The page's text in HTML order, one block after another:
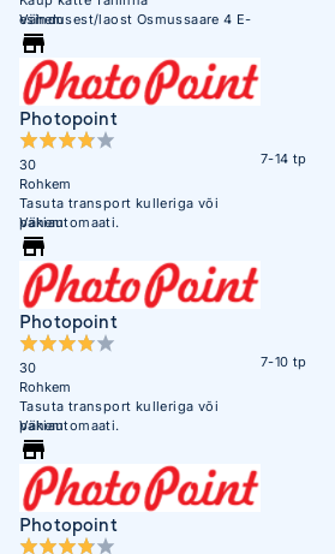
esindusest/laost Osmussaare 4 E-
R 10:00 - 17:00
Vähem
Photopoint
30
Rohkem
Tasuta transport kulleriga või
pakiautomaati.
Vähem
7-14 tp
Photopoint
30
Rohkem
Tasuta transport kulleriga või
pakiautomaati.
Vähem
7-10 tp
Photopoint